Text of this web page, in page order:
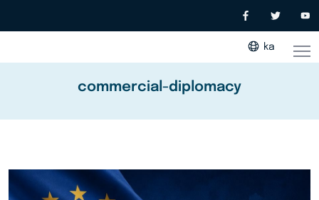
ka
commercial-diplomacy